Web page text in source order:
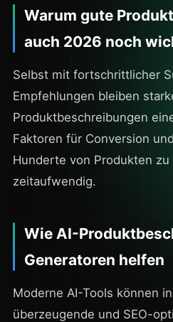
Warum gute
auch 2026 noch
Selbst mit fortschrittlicher
Empfehlungen bleiben
Produktbeschreibungen
Faktoren für Conversion
Hunderte von Produkten
zeitaufwendig.
Wie AI-
Generatoren helfen
Moderne AI-Tools können
überzeugende und SEO-